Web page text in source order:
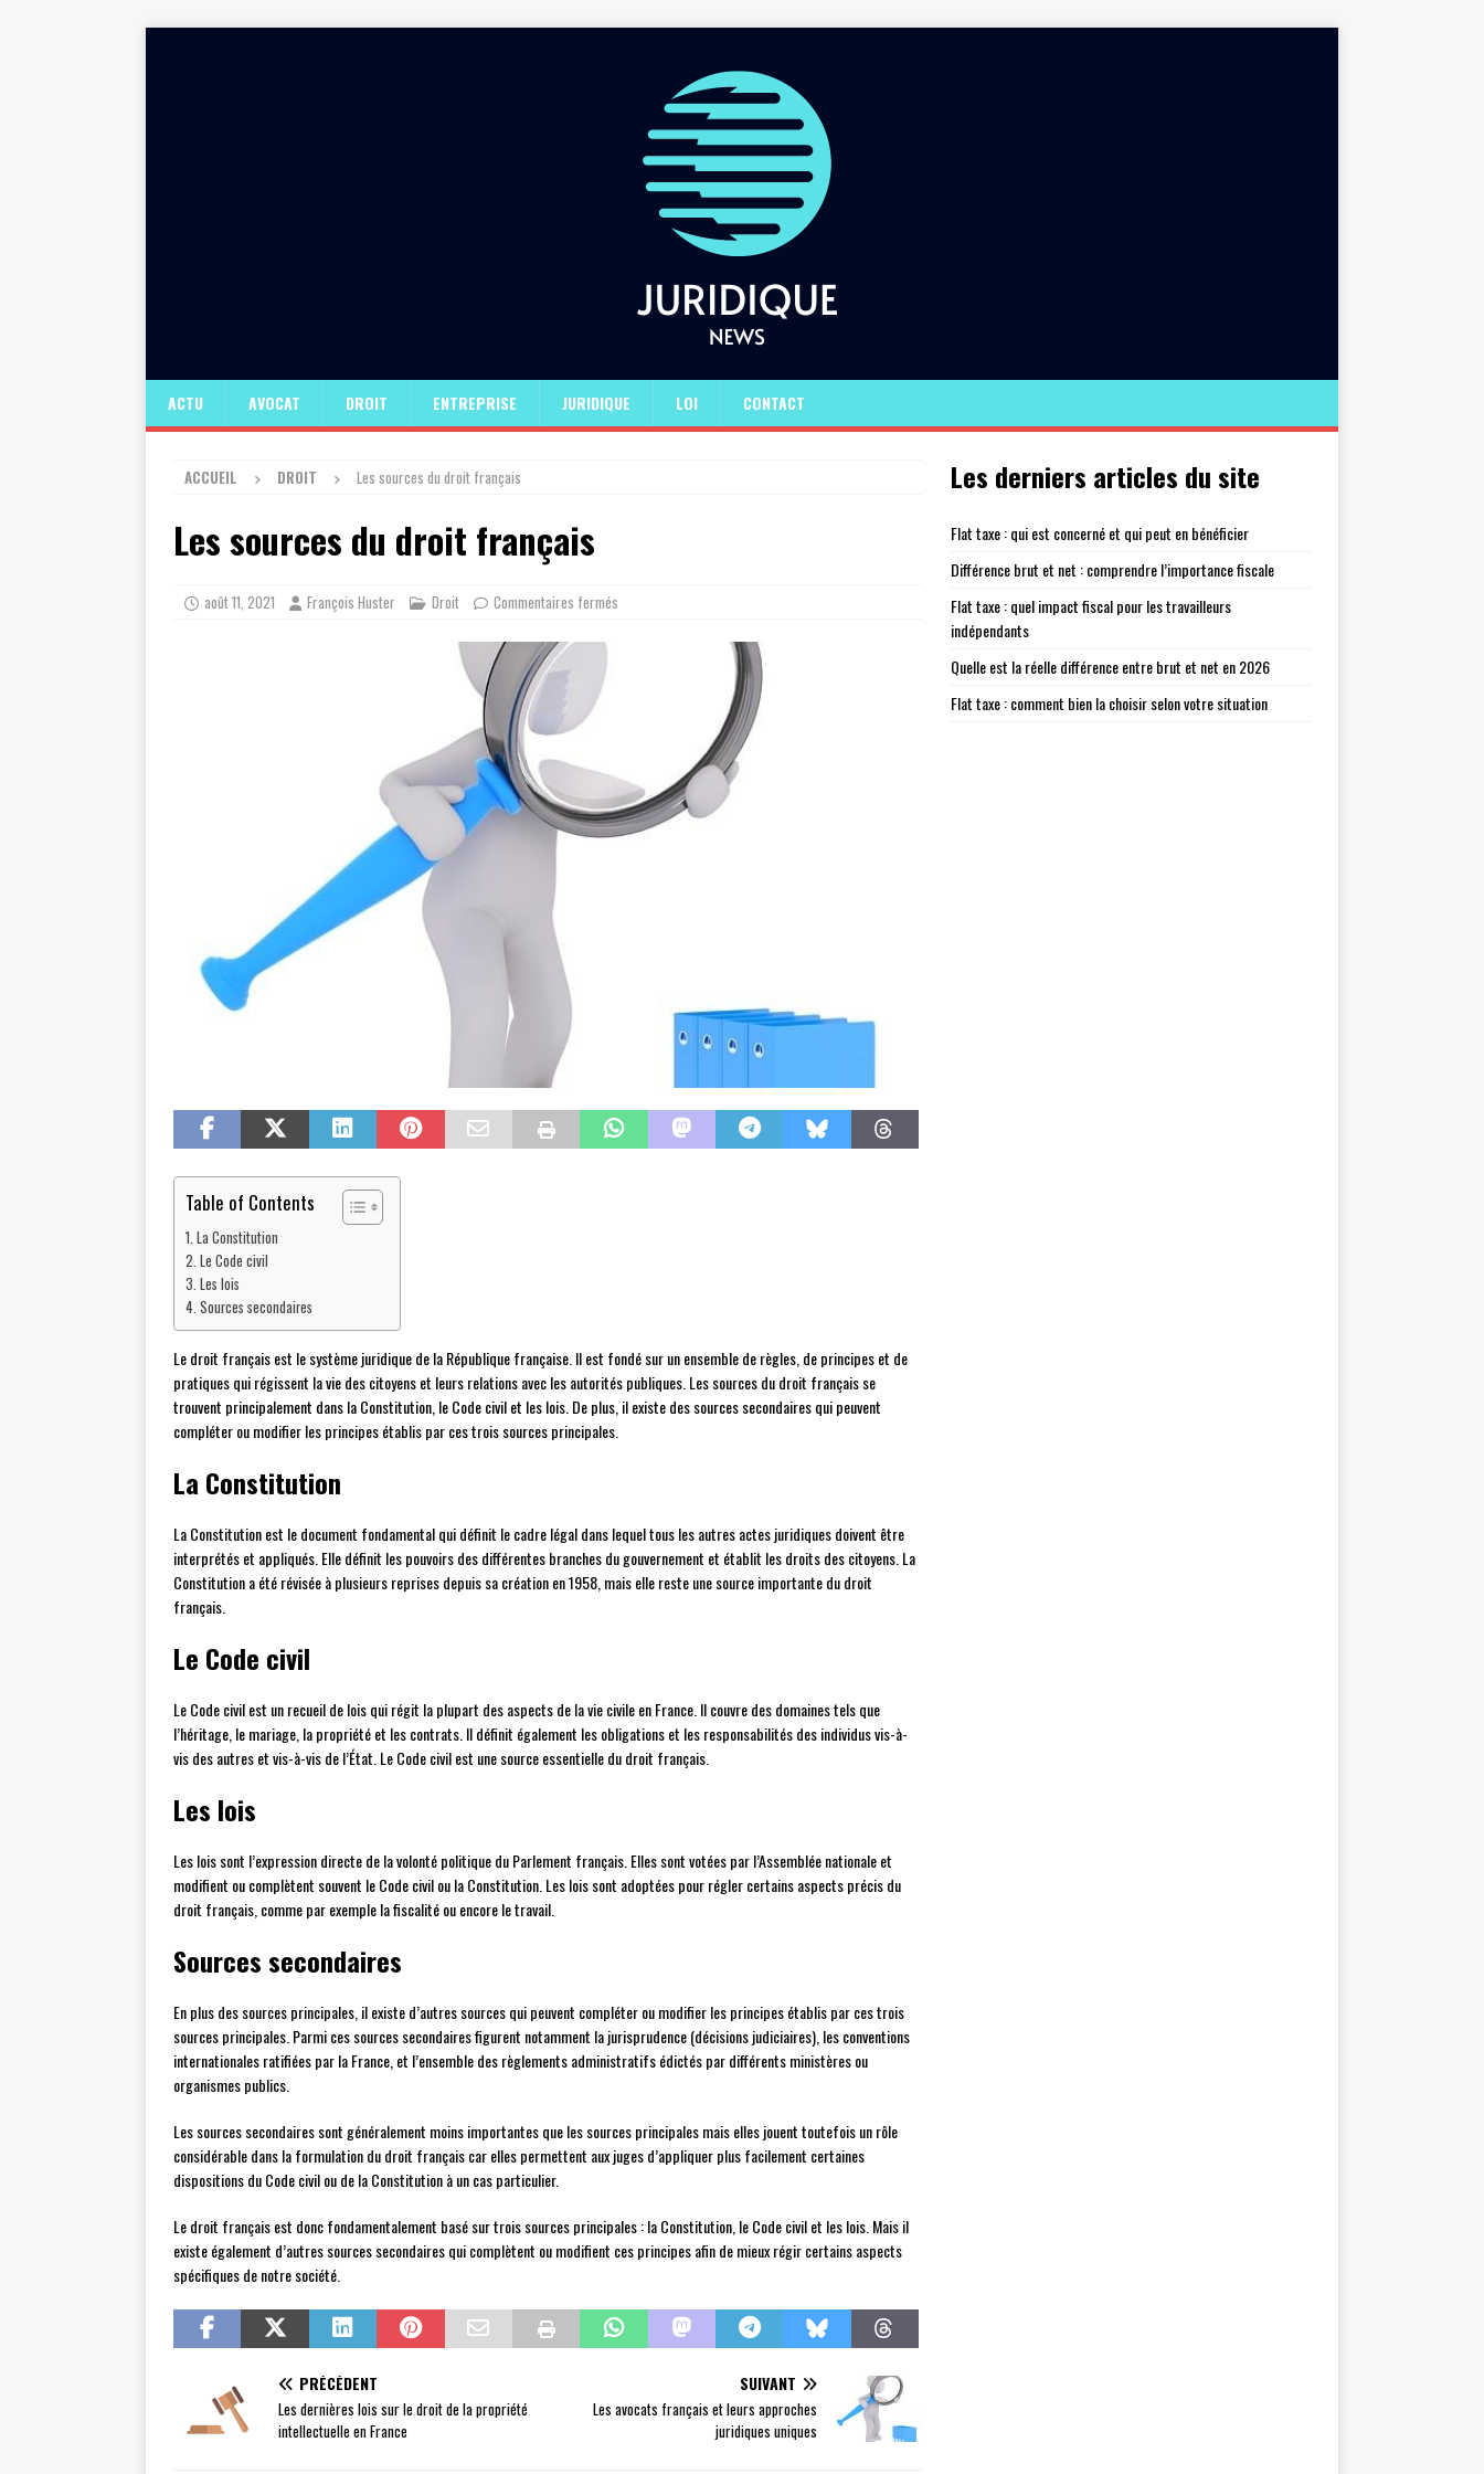
ACTU AVOCAT DROIT ENTREPRISE JURIDIQUE LOI CONTACT
ACCUEIL DROIT Les sources du droit français
Les sources du droit français
août 11, 2021 François Huster Droit Commentaires fermés
Table of Contents
La Constitution
Le Code civil
Les lois
Sources secondaires
Le droit français est le système juridique de la République française. Il est fondé sur un ensemble de règles, de principes et de
pratiques qui régissent la vie des citoyens et leurs relations avec les autorités publiques. Les sources du droit français se
trouvent principalement dans la Constitution, le Code civil et les lois. De plus, il existe des sources secondaires qui peuvent
compléter ou modifier les principes établis par ces trois sources principales.
La Constitution
La Constitution est le document fondamental qui définit le cadre légal dans lequel tous les autres actes juridiques doivent être
interprétés et appliqués. Elle définit les pouvoirs des différentes branches du gouvernement et établit les droits des citoyens. La
Constitution a été révisée à plusieurs reprises depuis sa création en 1958, mais elle reste une source importante du droit
français.
Le Code civil
Le Code civil est un recueil de lois qui régit la plupart des aspects de la vie civile en France. Il couvre des domaines tels que
l’héritage, le mariage, la propriété et les contrats. Il définit également les obligations et les responsabilités des individus vis-à-
vis des autres et vis-à-vis de l’État. Le Code civil est une source essentielle du droit français.
Les lois
Les lois sont l’expression directe de la volonté politique du Parlement français. Elles sont votées par l’Assemblée nationale et
modifient ou complètent souvent le Code civil ou la Constitution. Les lois sont adoptées pour régler certains aspects précis du
droit français, comme par exemple la fiscalité ou encore le travail.
Sources secondaires
En plus des sources principales, il existe d’autres sources qui peuvent compléter ou modifier les principes établis par ces trois
sources principales. Parmi ces sources secondaires figurent notamment la jurisprudence (décisions judiciaires), les conventions
internationales ratifiées par la France, et l’ensemble des règlements administratifs édictés par différents ministères ou
organismes publics.
Les sources secondaires sont généralement moins importantes que les sources principales mais elles jouent toutefois un rôle
considérable dans la formulation du droit français car elles permettent aux juges d’appliquer plus facilement certaines
dispositions du Code civil ou de la Constitution à un cas particulier.
Le droit français est donc fondamentalement basé sur trois sources principales : la Constitution, le Code civil et les lois. Mais il
existe également d’autres sources secondaires qui complètent ou modifient ces principes afin de mieux régir certains aspects
spécifiques de notre société.
PRÉCÉDENT
Les dernières lois sur le droit de la propriété
intellectuelle en France
SUIVANT
Les avocats français et leurs approches
juridiques uniques
Les derniers articles du site
Flat taxe : qui est concerné et qui peut en bénéficier
Différence brut et net : comprendre l’importance fiscale
Flat taxe : quel impact fiscal pour les travailleurs
indépendants
Quelle est la réelle différence entre brut et net en 2026
Flat taxe : comment bien la choisir selon votre situation